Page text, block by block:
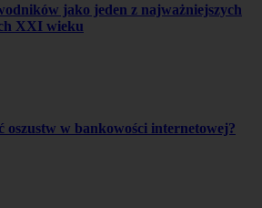
jako jeden z najważniejszych
XXI wieku
oszustw w bankowości internetowej?